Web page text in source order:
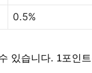
0.5%
있습니다. 1포인